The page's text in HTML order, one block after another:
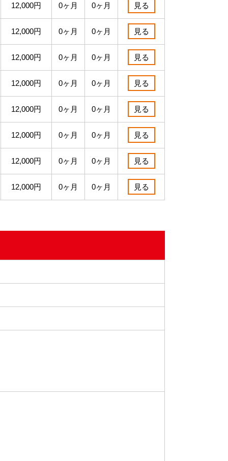
12,000円 0ヶ月 0ヶ月 見る
12,000円 0ヶ月 0ヶ月 見る
12,000円 0ヶ月 0ヶ月 見る
12,000円 0ヶ月 0ヶ月 見る
12,000円 0ヶ月 0ヶ月 見る
12,000円 0ヶ月 0ヶ月 見る
12,000円 0ヶ月 0ヶ月 見る
12,000円 0ヶ月 0ヶ月 見る